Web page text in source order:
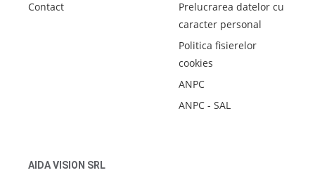
Contact
Prelucrarea datelor cu
caracter personal
Politica fisierelor
cookies
ANPC
ANPC - SAL
AIDA VISION SRL